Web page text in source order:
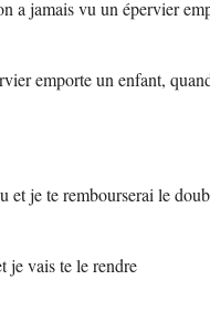
a jamais vu un épervier
emporte un enfant,
et je te rembourserai le
je vais te le rendre